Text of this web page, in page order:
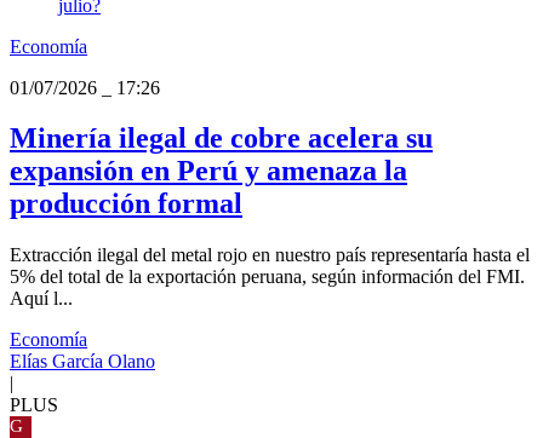
Economía
01/07/2026
17:26
Minería ilegal de cobre acelera su
expansión en Perú y amenaza la
producción formal
Extracción ilegal del metal rojo en nuestro país representaría hasta el
5% del total de la exportación peruana, según información del FMI.
Aquí l...
Economía
Elías García Olano
|
PLUS
G